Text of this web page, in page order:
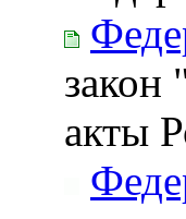
закон
акты